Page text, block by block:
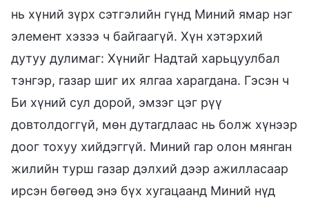
нь хүний зүрх сэтгэлийн гүнд Миний ямар нэг
элемент хэзээ ч байгаагүй. Хүн хэтэрхий
дутуу дулимаг: Хүнийг Надтай харьцуулбал
тэнгэр, газар шиг их ялгаа харагдана. Гэсэн ч
Би хүний сул дорой, эмзэг цэг рүү
довтолдоггүй, мөн дутагдлаас нь болж хүнээр
доог тохуу хийдэггүй. Миний гар олон мянган
жилийн турш газар дэлхий дээр ажилласаар
ирсэн бөгөөд энэ бүх хугацаанд Миний нүд